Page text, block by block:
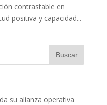
contrastable en
positiva y capacidad...
su alianza operativa